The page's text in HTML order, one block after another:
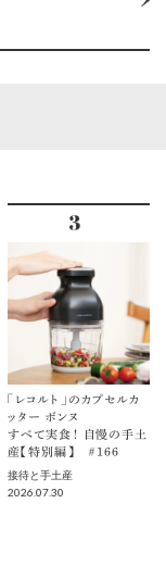
「レコルト」のカプセルカ
ッター ボンヌ
すべて実食！ 自慢の手土
産【特別編】 ＃166
接待と手土産
2026.07.30